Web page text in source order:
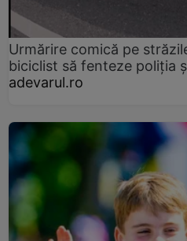
Urmărire comică pe
biciclist să fenteze poliția
adevarul.ro